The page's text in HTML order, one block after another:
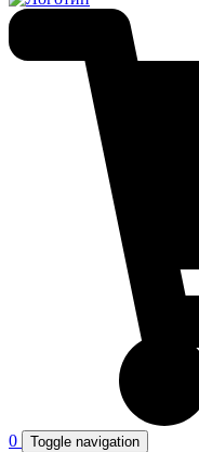
0 Toggle navigation